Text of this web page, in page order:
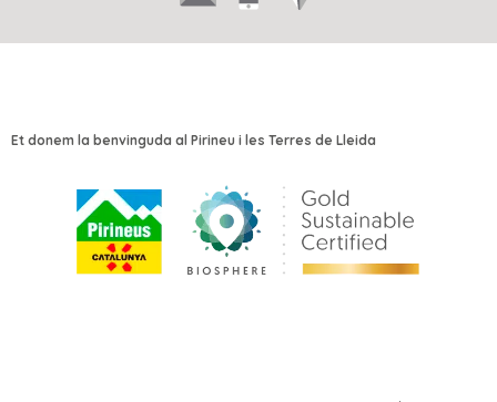
Et donem la benvinguda al Pirineu i les Terres de Lleida